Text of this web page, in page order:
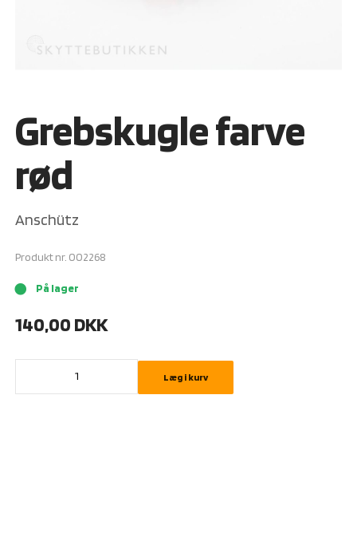
Grebskugle farve
rød
Anschütz
Produkt nr. 002268
brightness_1 På lager
140,00 DKK
Læg i kurv